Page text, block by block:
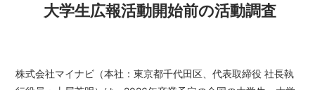
大学生広報活動開始前の活動調査
株式会社マイナビ（本社：東京都千代田区、代表取締役 社長執